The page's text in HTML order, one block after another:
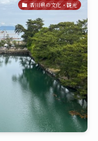
香川県の文化・観光